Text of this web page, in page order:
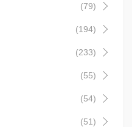
(79)
(194)
(233)
(55)
(54)
(51)